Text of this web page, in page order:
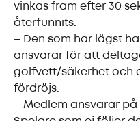
vinkas fram efter 30
återfunnits.
– Den som har lägst
ansvarar för att
golfvett/säkerhet och
fördröjs.
– Medlem ansvarar